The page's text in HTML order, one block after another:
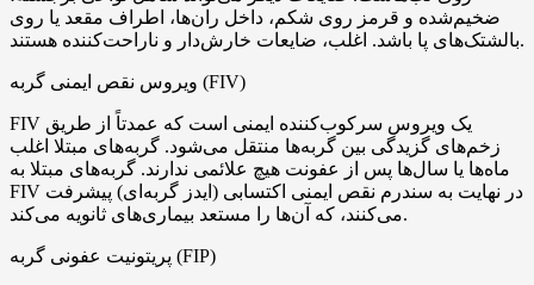
ضخیم‌شده و قرمز روی شکم، داخل ران‌ها، اطراف مقعد یا روی
بالشتک‌های پا باشد. اغلب، ضایعات خارش‌دار و ناراحت‌کننده هستند.
ویروس نقص ایمنی گربه (FIV)
FIV یک ویروس سرکوب‌کننده ایمنی است که عمدتاً از طریق
زخم‌های گزیدگی بین گربه‌ها منتقل می‌شود. گربه‌های مبتلا اغلب
ماه‌ها یا سال‌ها پس از عفونت هیچ علائمی ندارند. گربه‌های مبتلا به
FIV در نهایت به سندرم نقص ایمنی اکتسابی (ایدز گربه‌ای) پیشرفت
می‌کنند، که آن‌ها را مستعد بیماری‌های ثانویه می‌کند.
پریتونیت عفونی گربه (FIP)